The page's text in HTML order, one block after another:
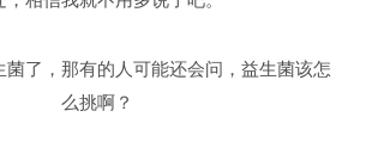
了，那有的人可能还会问，益生菌该怎
么挑啊？